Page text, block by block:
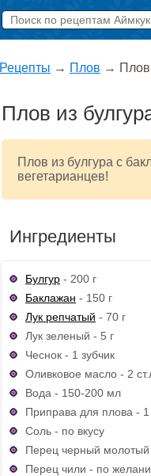
Рецепты → Плов → Плов
Плов из
Плов из булгура с
вегетарианцев!
Ингредиенты
Булгур - 200 г
Баклажан - 150 г
Лук репчатый - 70 г
Лук зеленый - 5 г
Чеснок - 1 зубчик
Оливковое масло - 2
Вода - 150-200 мл
Приправа для плова - 1
Соль - по вкусу
Перец черный молотый
Перец чили - по